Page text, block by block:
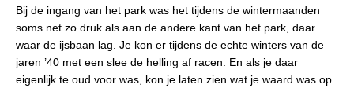
Bij de ingang van het park was het tijdens de wintermaanden
soms net zo druk als aan de andere kant van het park, daar
waar de ijsbaan lag. Je kon er tijdens de echte winters van de
jaren ’40 met een slee de helling af racen. En als je daar
eigenlijk te oud voor was, kon je laten zien wat je waard was op